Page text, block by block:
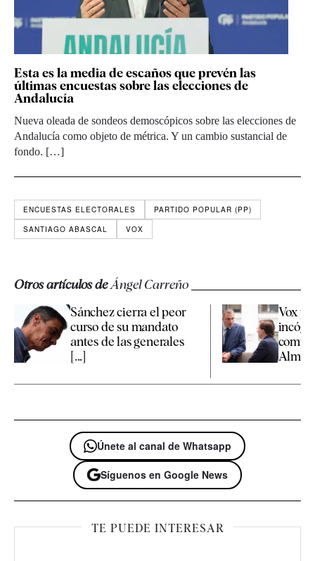
Esta es la media de escaños que prevén las
últimas encuestas sobre las elecciones de
Andalucía
Nueva oleada de sondeos demoscópicos sobre las elecciones de
Andalucía como objeto de métrica. Y un cambio sustancial de
fondo. […]
ENCUESTAS ELECTORALES
PARTIDO POPULAR (PP)
SANTIAGO ABASCAL
VOX
Otros artículos deÁngel Carreño
Sánchez cierra el peor
curso de su mandato
antes de las generales
[...]
Vox
Únete al canal de Whatsapp
Síguenos en Google News
TE PUEDE INTERESAR